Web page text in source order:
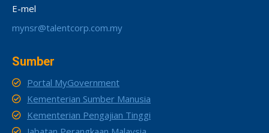
E-mel
mynsr@talentcorp.com.my
Sumber
Portal MyGovernment
Kementerian Sumber Manusia
Kementerian Pengajian Tinggi